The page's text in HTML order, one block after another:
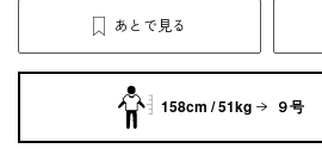
あとで見る
158cm / 51kg ９号